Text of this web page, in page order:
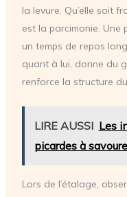
la levure. Qu’elle soit
est la parcimonie.
un temps de repos
quant à lui, donne du
renforce la structure
LIRE AUSSI Les
picardes à
Lors de l’étalage,